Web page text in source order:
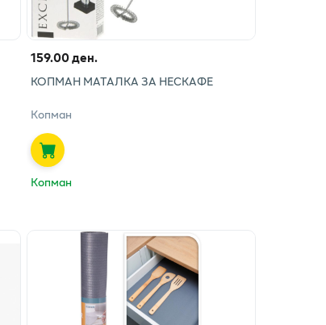
159.00 ден.
КОПМАН МАТАЛКА ЗА НЕСКАФЕ
Копман
Копман